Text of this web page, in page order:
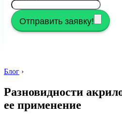
Отправить заявку!
Блог ›
Разновидности
ее применение